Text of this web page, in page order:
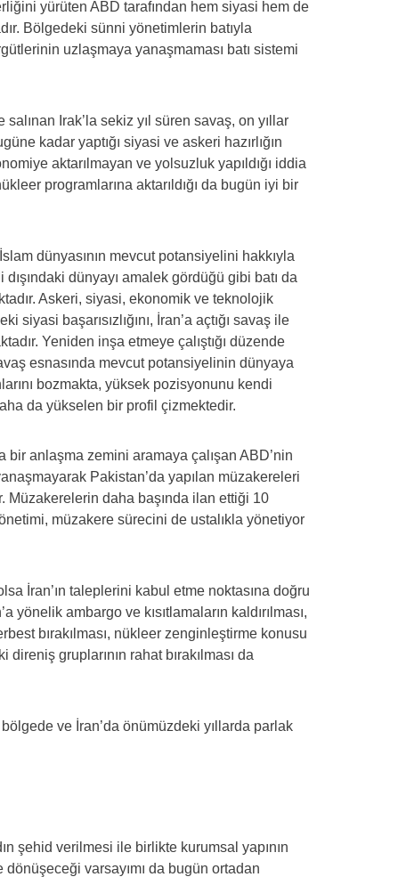
yürüten ABD tarafından hem siyasi hem de
Bölgedeki sünni yönetimlerin batıyla
uzlaşmaya yanaşmaması batı sistemi
Irak’la sekiz yıl süren savaş, on yıllar
kadar yaptığı siyasi ve askeri hazırlığın
aktarılmayan ve yolsuzluk yapıldığı iddia
programlarına aktarıldığı da bugün iyi bir
dünyasının mevcut potansiyelini hakkıyla
dünyayı amalek gördüğü gibi batı da
Askeri, siyasi, ekonomik ve teknolojik
başarısızlığını, İran’a açtığı savaş ile
Yeniden inşa etmeye çalıştığı düzende
esnasında mevcut potansiyelinin dünyaya
bozmakta, yüksek pozisyonunu kendi
da yükselen bir profil çizmektedir.
anlaşma zemini aramaya çalışan ABD’nin
Pakistan’da yapılan müzakereleri
daha başında ilan ettiği 10
müzakere sürecini de ustalıkla yönetiyor
İran’ın taleplerini kabul etme noktasına doğru
ambargo ve kısıtlamaların kaldırılması,
bırakılması, nükleer zenginleştirme konusu
gruplarının rahat bırakılması da
ve İran’da önümüzdeki yıllarda parlak
şehid verilmesi ile birlikte kurumsal yapının
varsayımı da bugün ortadan